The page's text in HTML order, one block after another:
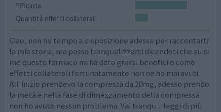
Efficacia
Quantità effetti collaterali
Ciao, non ho tempo a disposizione adesso per raccontarti
la mia storia, ma posso tranquillizzarti dicendoti che su di
me questo farmaco mi ha dato grossi benefici e come
effetti collaterali fortunatamente non ne ho mai avuti.
All'inizio prendevo la compressa da 20mg, adesso prendo
la metà e nella fase di dimezzamento della compressa
non ho avuto nessun problema. Vai tranqu ... leggi di più